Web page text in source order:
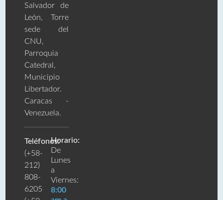
Salvador de
León, Torre
sede del
CNU,
Parroquia
Catedral,
Municipio
Libertador.
Caracas -
Venezuela.
Teléfonos:
(+58-
212)
808-
6205
Horario:
De
Lunes
a
Viernes:
8:00